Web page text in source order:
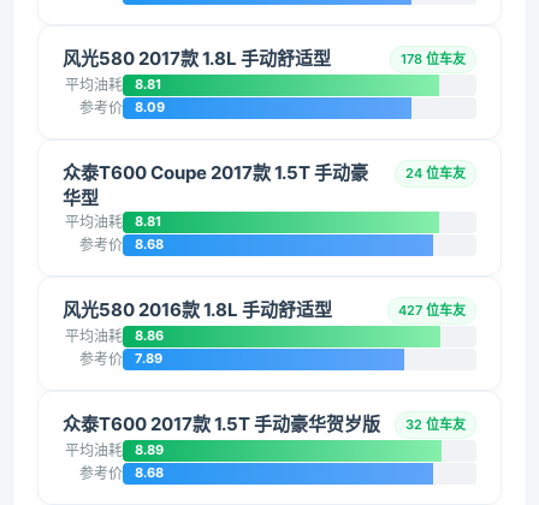
风光580 2017款 1.8L 手动舒适型 178 位车友
平均油耗 8.81
参考价 8.09
众泰T600 Coupe 2017款 1.5T 手动豪
华型
24 位车友
平均油耗 8.81
参考价 8.68
风光580 2016款 1.8L 手动舒适型 427 位车友
平均油耗 8.86
参考价 7.89
众泰T600 2017款 1.5T 手动豪华贺岁版 32 位车友
平均油耗 8.89
参考价 8.68